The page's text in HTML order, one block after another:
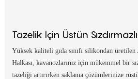
Tazelik Için Üstün
Yüksek kaliteli gıda sınıfı silikondan
Halkası, kavanozlarınız için mükemmel bir
tazeliği artırırken saklama çözümlerinize